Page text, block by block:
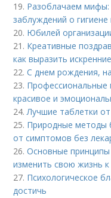
19. Разоблачаем мифы:
заблуждений о
20. Юбилей
21. Креативные
как выразить
22.С днем рождения,
23. Профессиональные
красивое и
24.Лучшие таблетки
25. Природные методы
от симптомов без
26.Основные
изменить свою жизнь
27. Психологическое
достичь